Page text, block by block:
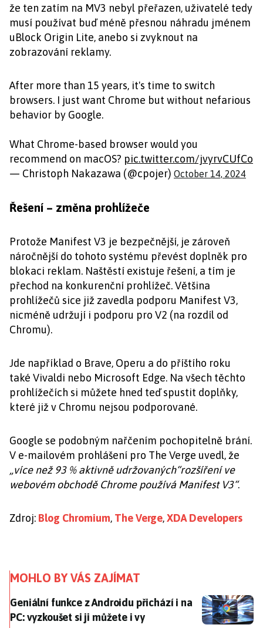
že ten zatím na MV3 nebyl přeřazen, uživatelé tedy
musí používat buď méně přesnou náhradu jménem
uBlock Origin Lite, anebo si zvyknout na
zobrazování reklamy.
After more than 15 years, it's time to switch
browsers. I just want Chrome but without nefarious
behavior by Google.
What Chrome-based browser would you
recommend on macOS? pic.twitter.com/jvyrvCUfCo
— Christoph Nakazawa (@cpojer) October 14, 2024
Řešení – změna prohlížeče
Protože Manifest V3 je bezpečnější, je zároveň
náročnější do tohoto systému převést doplněk pro
blokaci reklam. Naštěstí existuje řešení, a tím je
přechod na konkurenční prohlížeč. Většina
prohlížečů sice již zavedla podporu Manifest V3,
nicméně udržují i podporu pro V2 (na rozdíl od
Chromu).
Jde například o Brave, Operu a do příštího roku
také Vivaldi nebo Microsoft Edge. Na všech těchto
prohlížečích si můžete hned teď spustit doplňky,
které již v Chromu nejsou podporované.
Google se podobným nařčením pochopitelně brání.
V e-mailovém prohlášení pro The Verge uvedl, že
„více než 93 % aktivně udržovaných“rozšíření ve
webovém obchodě Chrome používá Manifest V3“.
Zdroj: Blog Chromium, The Verge,XDA Developers
MOHLO BY VÁS ZAJÍMAT
Geniální funkce z Androidu přichází i na PC:
Geniální funkce z Androidu přichází i na
PC: vyzkoušet si ji můžete i vy